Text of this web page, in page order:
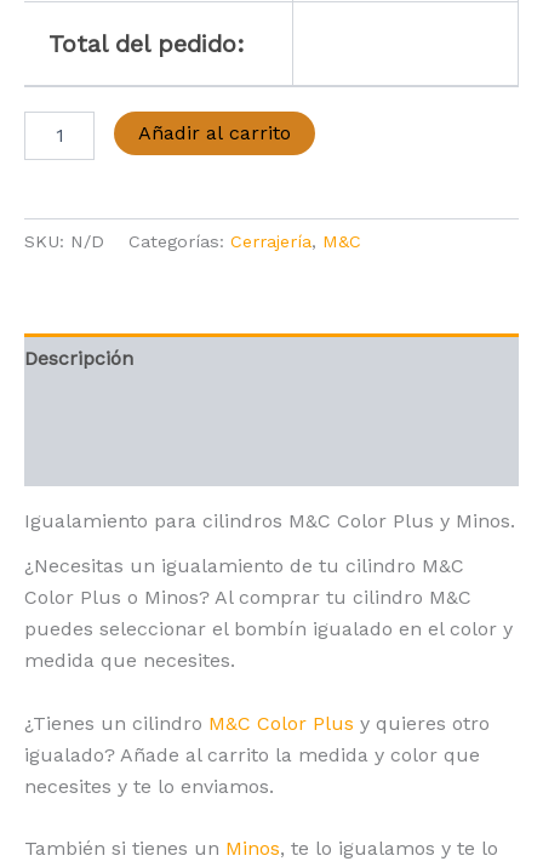
Total del pedido:
Igualamiento
cilindros
Plus
y
Añadir al carrito
SKU: N/D Categorías: Cerrajería, M&C
Descripción
Igualamiento para cilindros M&C Color Plus y Minos.
¿Necesitas un igualamiento de tu cilindro M&C
Color Plus o Minos? Al comprar tu cilindro M&C
puedes seleccionar el bombín igualado en el color y
medida que necesites.
¿Tienes un cilindro M&C Color Plus y quieres otro
igualado? Añade al carrito la medida y color que
necesites y te lo enviamos.
También si tienes un Minos, te lo igualamos y te lo